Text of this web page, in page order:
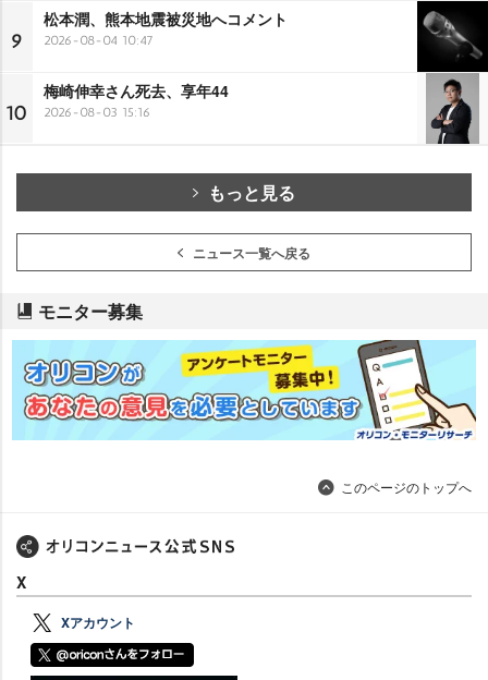
9
松本潤、熊本地震被災地へコメント
2026-08-04 10:47
10
梅崎伸幸さん死去、享年44
2026-08-03 15:16
もっと見る
ニュース一覧へ戻る
モニター募集
このページのトップへ
X
Xアカウント